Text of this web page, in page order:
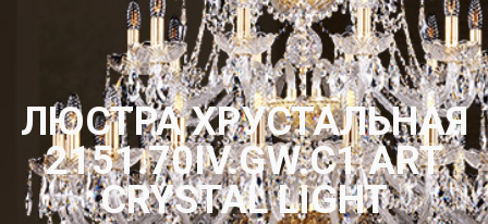
ЛЮСТРА ХРУСТАЛЬНАЯ
2151.70IV.GW.C1 ART
CRYSTAL LIGHT